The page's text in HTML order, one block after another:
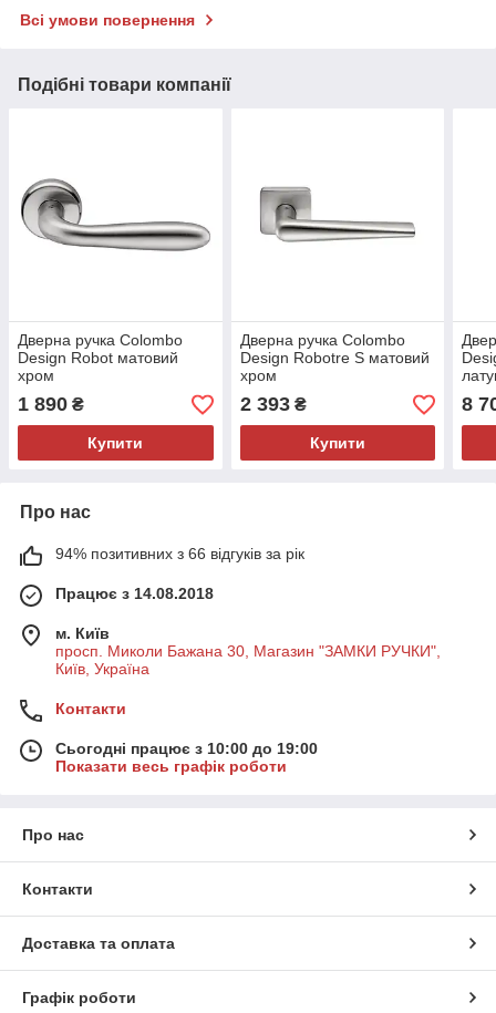
Всі умови повернення
Подібні товари компанії
Дверна ручка Colombo
Design Robot матовий
хром
1 890 ₴
Купити
Дверна ручка Colombo
Design Robotre S матовий
хром
2 393₴
Купити
8
Про нас
94% позитивних з 66 відгуків за рік
Працює з 14.08.2018
м. Київ
просп. Миколи Бажана 30, Магазин "ЗАМКИ РУЧКИ",
Київ, Україна
Контакти
Сьогодні працює з 10:00 до 19:00
Показати весь графік роботи
Про нас
Контакти
Доставка та оплата
Графік роботи